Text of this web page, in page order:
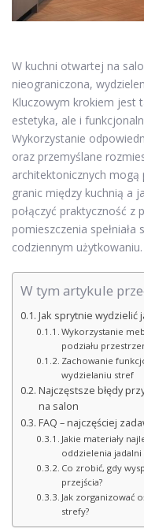
W kuchni otwartej na
nieograniczona,
Kluczowym krokiem jest
estetyka, ale i
Wykorzystanie
oraz przemyślane
architektonicznych
granic między kuchnią a
połączyć praktyczność z
pomieszczenia
codziennym użytkowaniu.
W tym artykule
Jak sprytnie wydzielić
Wykorzystanie
podziału
Zachowanie
wydzielaniu stref
Najczęstsze błędy
na salon
FAQ – najczęściej
Jakie materiały
oddzielenia
Co zrobić, gdy
przejścia?
Jak zorganizować
strefy?